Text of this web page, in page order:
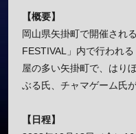
【概要】
岡山県矢掛町で開催され
FESTIVAL」内で行われ
屋の多い矢掛町で、はり
ぶる氏、チャマゲーム氏
【日程】